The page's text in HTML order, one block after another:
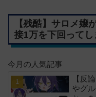
【残酷】サロメ嬢
接1万を下回ってし
今月の人気記事
【反
やグ